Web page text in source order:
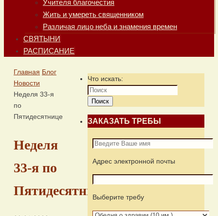
Учителя благочестия
Жить и умереть священником
Различая лицо неба и знамения времен
СВЯТЫНИ
РАСПИСАНИЕ
Главная Блог
Новости
Неделя 33-я
по
Пятидесятнице
Неделя
33-я по
Пятидесятнице
Что искать:
Поиск
ЗАКАЗАТЬ ТРЕБЫ
Адрес электронной почты
Выберите требу